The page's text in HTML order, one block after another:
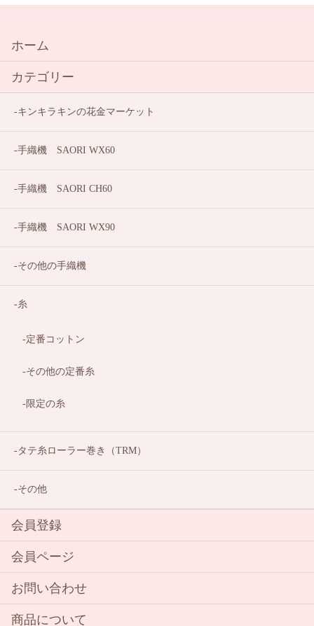
ホーム
カテゴリー
キンキラキンの花金マーケット
手織機 SAORI WX60
手織機 SAORI CH60
手織機 SAORI WX90
その他の手織機
糸
定番コットン
その他の定番糸
限定の糸
タテ糸ローラー巻き（TRM）
その他
会員登録
会員ページ
お問い合わせ
商品について